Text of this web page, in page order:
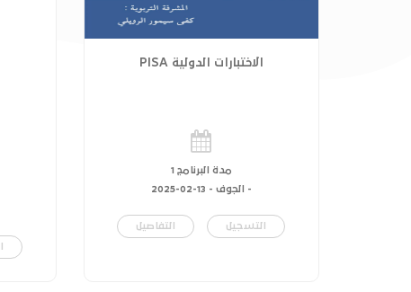
الاختبارات الدولية PISA
مدة البرنامج 1
- الجوف - 13-02-2025
التسجيل التفاصيل